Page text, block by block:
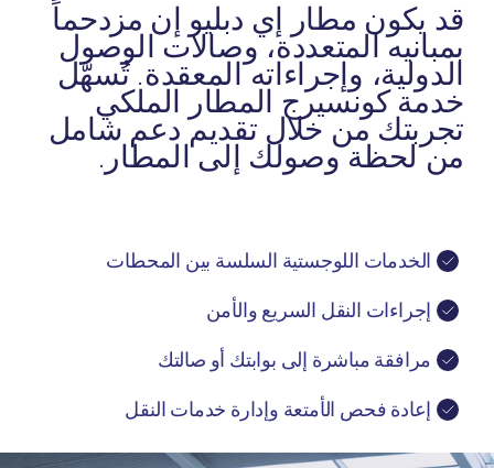
قد يكون مطار إي دبليو إن مزدحماً
بمبانيه المتعددة، وصالات الوصول
الدولية، وإجراءاته المعقدة. تُسهّل
خدمة كونسيرج المطار الملكي
تجربتك من خلال تقديم دعم شامل
من لحظة وصولك إلى المطار.
الخدمات اللوجستية السلسة بين المحطات
إجراءات النقل السريع والأمن
مرافقة مباشرة إلى بوابتك أو صالتك
إعادة فحص الأمتعة وإدارة خدمات النقل